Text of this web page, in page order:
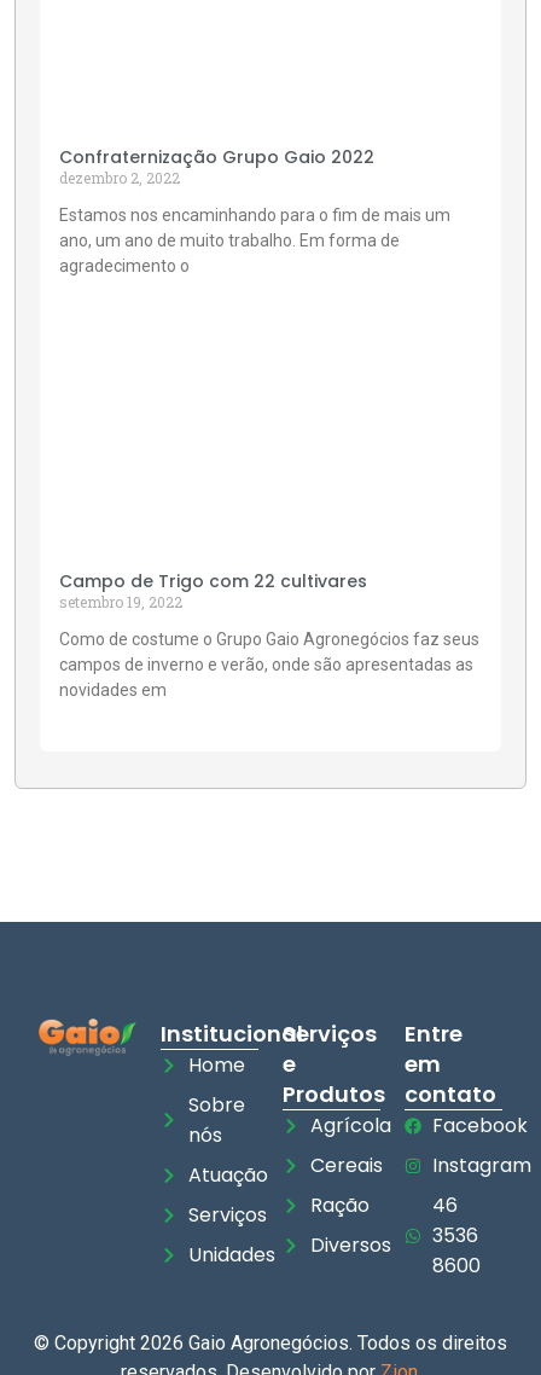
Confraternização Grupo Gaio 2022
dezembro 2, 2022
Estamos nos encaminhando para o fim de mais um
ano, um ano de muito trabalho. Em forma de
agradecimento o
Campo de Trigo com 22 cultivares
setembro 19, 2022
Como de costume o Grupo Gaio Agronegócios faz seus
campos de inverno e verão, onde são apresentadas as
novidades em
Institucional
Home
Sobre
nós
Atuação
Serviços
Unidades
Serviços
e
Produtos
Agrícola
Cereais
Ração
Diversos
Entre
em
contato
Facebook
Instagram
46
3536
8600
© Copyright 2026 Gaio Agronegócios. Todos os direitos